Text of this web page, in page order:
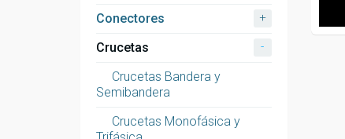
Conectores +
Crucetas -
Crucetas Bandera y
Semibandera
Crucetas Monofásica y